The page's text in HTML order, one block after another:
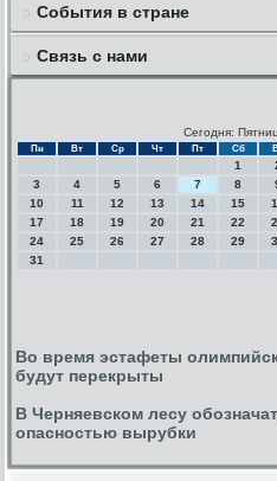
События в стране
Связь с нами
Сегодня:
Пн Вт Ср Чт Пт Сб
1
3
4 5 6 7 8
10
11 12 13 14 15
17
18 19 20 21 22
24
25 26 27 28 29
31
Во время эстафеты
будут перекрыты
В Черняевском лесу
опасностью вырубки